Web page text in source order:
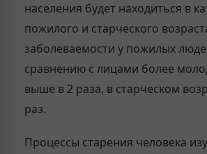
населения будет находиться в
пожилого и старческого
заболеваемости у пожилых
сравнению с лицами более
выше в 2 раза, в старческом
раз.
Процессы старения человека